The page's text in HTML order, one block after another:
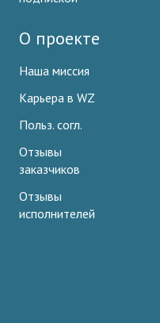
О проекте
Наша миссия
Карьера в WZ
Польз. согл.
Отзывы
заказчиков
Отзывы
исполнителей